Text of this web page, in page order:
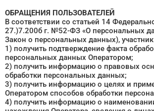
ОБРАЩЕНИЯ ПОЛЬЗОВАТЕЛЕЙ
В соответствии со статьей 14
27.)7.200б г. №52-ФЗ «О персональных
Закон о персональных данных),
1) получить подтверждение факта
персональных данных Оператором;
2) получить информацию о правовых
обработки персональных данных;
3) получить информацию о целях и
Оператором способов обработки
4) получить информацию о